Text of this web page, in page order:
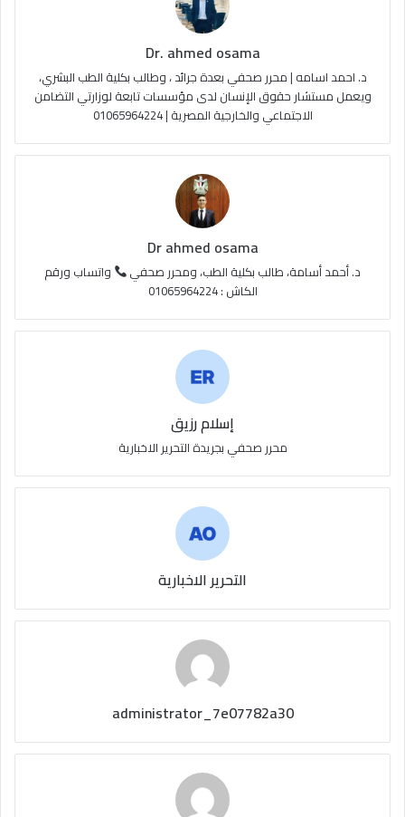
e
ا
م
ل
م
و
ق
ع
R
S
S
Dr. ahmed osama
د. احمد اسامه | محرر صحفي بعدة جرائد ، وطالب بكلية الطب البشري،
ويعمل مستشار حقوق الإنسان لدى مؤسسات تابعة لوزارتي التضامن
الاجتماعي والخارجية المصرية | 01065964224
Dr ahmed osama
د. أحمد أسامة، طالب بكلية الطب، ومحرر صحفي
واتساب ورقم
الكاش : 01065964224
إسلام رزيق
محرر صحفي بجريدة التحرير الاخبارية
التحرير الاخبارية
administrator_7e07782a30